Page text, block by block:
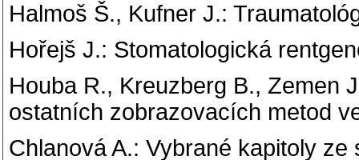
Halmoš Š., Kufner J.:
Hořejš J.: Stomatologická
Houba R., Kreuzberg B., Zemen
ostatních zobrazovacích metod
Chlanová A.: Vybrané kapitoly